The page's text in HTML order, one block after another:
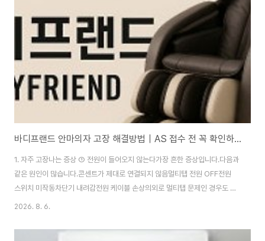
보세요. 바디프랜드 고객센터 | 전화번호 영업시간 안내 – 서비스센터 A/S 정
보안마의자 하면 가장 먼저 떠오르는 브랜드, 바로 바디프랜드 아닐까요? 😌
고급스러운 디자인과 기술력을 ..
바디프랜드 안마의자 고장 해결방법｜AS 접수 전 꼭 확인하세요
1. 자주 고장나는 증상 ① 전원이 들어오지 않는다가장 흔한 증상입니다.다음과
같은 원인이 많습니다.콘센트가 제대로 연결되지 않음멀티탭 전원 OFF전원
스위치 미작동차단기 내려감전원 케이블 손상의외로 멀티탭 문제인 경우도 많
으니 벽면 콘센트에 직접 연결해 확인해 보세요.② 마사지가 중간에 멈춘다처
부하 보호 기능 작동사용시간 과다체형 인식 오류내부 센서 이상30분 정도 전
2026. 8. 6.